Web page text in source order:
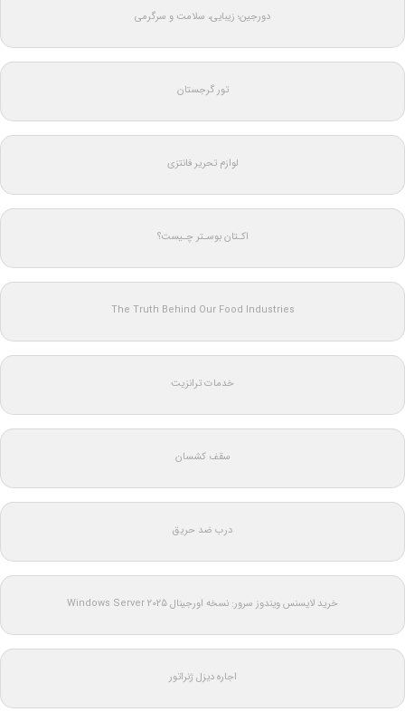
دورجین؛ زیبایی، سلامت و سرگرمی
تور گرجستان
لوازم تحریر فانتزی
اکـتان بوسـتر چـیست؟
The Truth Behind Our Food Industries
خدمات ترانزیت
سقف کشسان
درب ضد حریق
خرید لایسنس ویندوز سرور: نسخه اورجینال Windows Server 2025
اجاره دیزل ژنراتور